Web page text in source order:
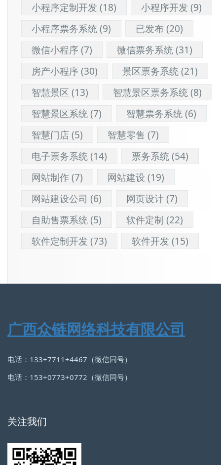
小程序定制开发 (18) 小程序开发 (9)
小程序票务系统(9) 已发布(20)
微信小程序(7) 微信票务系统(31)
房产小程序(30) 景区票务系统(21)
智慧景区 (13) 智慧景区票务系统(8)
智慧景区系统(7) 智慧票务系统(6)
智慧门店(5) 智慧零售 (7)
电子票务系统(14) 票务系统(54)
网站制作(7) 网站建设 (19)
网站建设公司 (6) 网页设计(7)
自助售票系统(5) 软件定制 (22)
软件定制开发 (73) 软件开发 (15)
广西众链网络科技有限公司
电话：133+7711+4467（微信同号）
电话：153+0773+0772（微信同号）
关注我们